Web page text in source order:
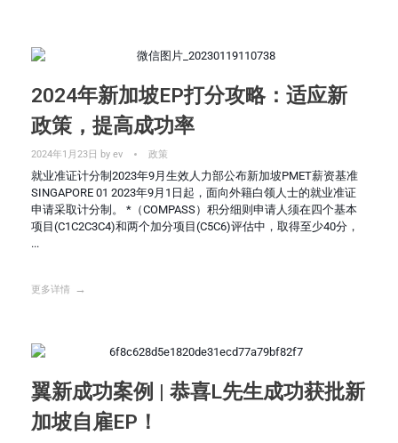
2024年新加坡EP打分攻略：适应新
政策，提高成功率
2024年1月23日 by ev 政策
就业准证计分制2023年9月生效人力部公布新加坡PMET薪资基准
SINGAPORE 01 2023年9月1日起，面向外籍白领人士的就业准证
申请采取计分制。 *（COMPASS）积分细则申请人须在四个基本
项目(C1C2C3C4)和两个加分项目(C5C6)评估中，取得至少40分，
...
更多详情
翼新成功案例 | 恭喜L先生成功获批新
加坡自雇EP！